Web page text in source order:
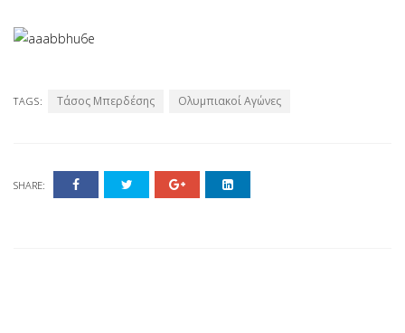
TAGS: Τάσος Μπερδέσης Ολυμπιακοί Αγώνες
SHARE: